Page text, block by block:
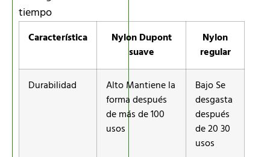
tiempo
Característica
Nylon Dupont
suave
Nylon
regular
Durabilidad
Alto Mantiene la
forma después
de más de 100
usos
Bajo Se
desgasta
después
de 20 30
usos